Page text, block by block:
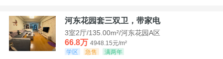
河东花园套三双卫，带家电
3室2厅/135.00m²/河东花园A区
66.8万 4948.15元/m²
学区
急售 满两年